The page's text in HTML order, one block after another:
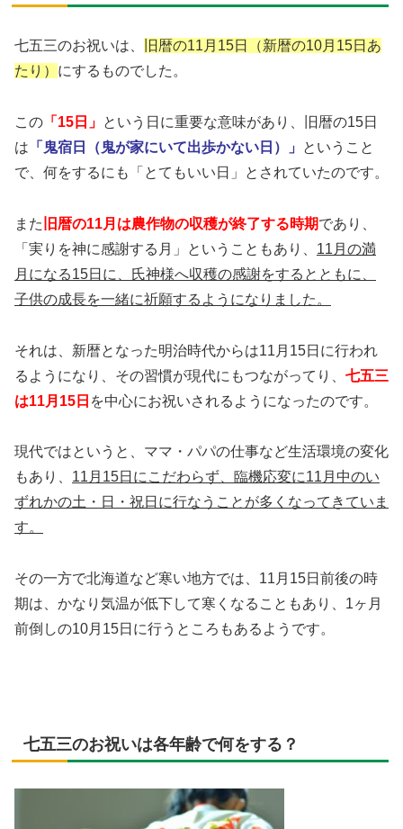
七五三のお祝いは、
旧暦の11月15日（新暦の10月15日あ
たり） にするものでした。
この 「15日」 という日に重要な意味があり、旧暦の15日
は 「鬼宿日（鬼が家にいて出歩かない日）」
ということ
で、何をするにも「とてもいい日」とされていたのです。
また 旧暦の11月は農作物の収穫が終了する時期であり、
「実りを神に感謝する月」ということもあり、 11月の満
月になる15日に、氏神様へ収穫の感謝をするとともに、
子供の成長を一緒に祈願するようになりました。
それは、新暦となった明治時代からは11月15日に行われ
るようになり、その習慣が現代にもつながってり、 七五三
は11月15日 を中心にお祝いされるようになったのです。
現代ではというと、ママ・パパの仕事など生活環境の変化
もあり、 11月15日にこだわらず、臨機応変に11月中のい
ずれかの土・日・祝日に行なうことが多くなってきていま
す。
その一方で北海道など寒い地方では、11月15日前後の時
期は、かなり気温が低下して寒くなることもあり、1ヶ月
前倒しの10月15日に行うところもあるようです。
七五三のお祝いは各年齢で何をする？